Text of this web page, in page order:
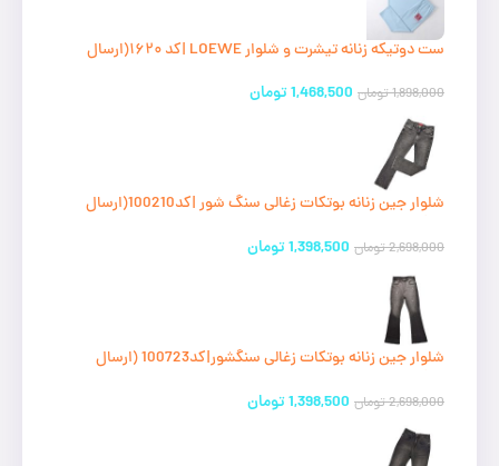
ست دوتیکه زنانه تیشرت و شلوار LOEWE |کد ۱۶۲۰(ارسال
1,898,000تومان 1,468,500تومان
شلوار جین زنانه بوتکات زغالی سنگ شور |کد100210(ارسال
2,698,000تومان 1,398,500تومان
شلوار جین زنانه بوتکات زغالی سنگشور|کد100723 (ارسال
2,698,000تومان 1,398,500تومان